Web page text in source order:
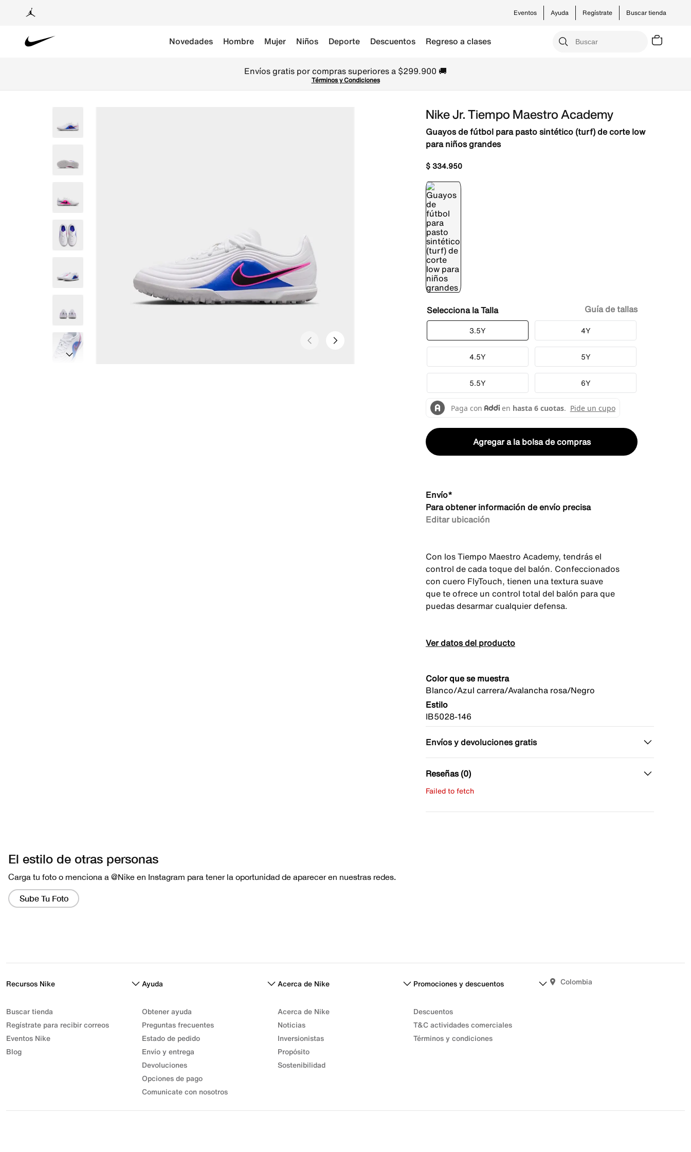
Buscar tienda
Ayuda Regístrate
Eventos
Novedades Hombre Mujer Niños Deporte Descuentos Regreso a clases
Envíos gratis por compras superiores a $299.900 🚚
Términos y Condiciones
Nike Jr. Tiempo Maestro Academy
Guayos de fútbol para pasto sintético (turf) de corte low
para niños grandes
$334.950
Talla
3.5Y 4Y
4.5Y 5Y
5.5Y 6Y
Guía de tallas
Agregar a la bolsa de compras
Envío*
Para obtener información de envío precisa
Editar ubicación
Con los Tiempo Maestro Academy, tendrás el
control de cada toque del balón. Confeccionados
con cuero FlyTouch, tienen una textura suave
que te ofrece un control total del balón para que
puedas desarmar cualquier defensa.
Ver datos del producto
Color que se muestra
Blanco/Azul carrera/Avalancha rosa/Negro
Estilo
IB5028-146
Envíos y devoluciones gratis
Reseñas (0)
Failed to fetch
Recursos Nike
Buscar tienda
Regístrate para recibir correos
Eventos Nike
Blog
Ayuda
Obtener ayuda
Preguntas frecuentes
Estado de pedido
Envío y entrega
Devoluciones
Opciones de pago
Comunicate con nosotros
Acerca de Nike
Acerca de Nike
Noticias
Inversionistas
Propósito
Sostenibilidad
Promociones y descuentos
Descuentos
T&C actividades comerciales
Términos y condiciones
Colombia